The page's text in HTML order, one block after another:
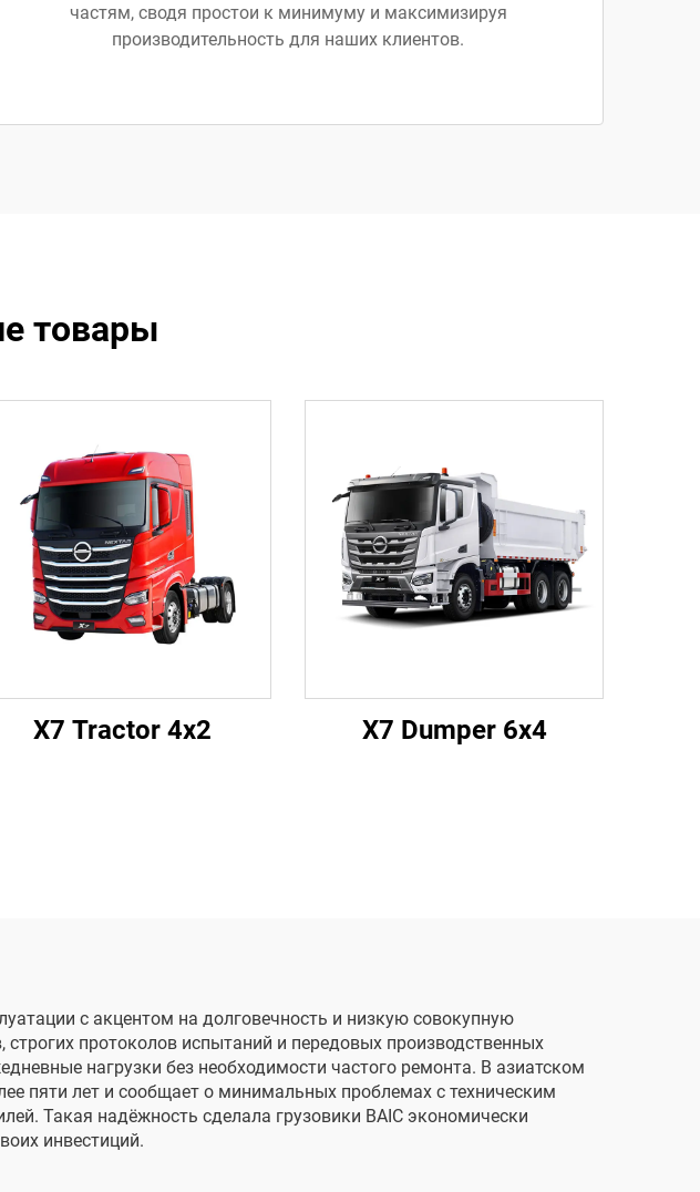
частям, сводя простои к минимуму и максимизируя
производительность для наших клиентов.
товары
X7 Tractor 4x2 X7 Dumper 6x4
с акцентом на долговечность и низкую совокупную
протоколов испытаний и передовых производственных
нагрузки без необходимости частого ремонта. В азиатском
пяти лет и сообщает о минимальных проблемах с техническим
Такая надёжность сделала грузовики BAIC экономически
инвестиций.